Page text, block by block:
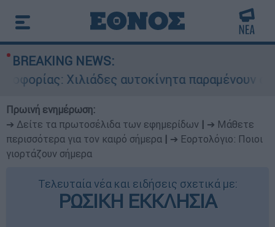
BREAKING NEWS:
Χιλιάδες αυτοκίνητα παραμένουν
Πρωινή ενημέρωση:
➔ Δείτε τα πρωτοσέλιδα των εφημερίδων
➔ Μάθετε
περισσότερα για τον καιρό σήμερα
➔ Εορτολόγιο: Ποιοι
γιορτάζουν σήμερα
Τελευταία νέα και ειδήσεις σχετικά με:
ΡΩΣΙΚΗ ΕΚΚΛΗΣΙΑ